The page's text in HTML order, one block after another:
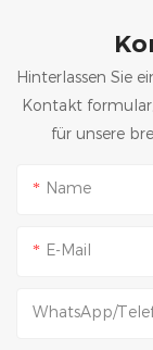
Hinterlassen Sie
Kontakt
für unsere
Name
E-Mail
WhatsApp/